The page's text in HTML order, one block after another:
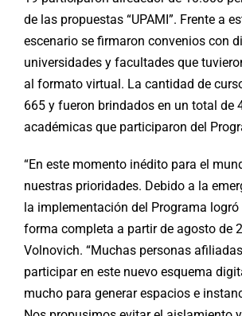
de las propuestas “UPAMI”. Frente a
escenario se firmaron convenios con
universidades y facultades que
al formato virtual. La cantidad de
665 y fueron brindados en un total de
académicas que participaron del
“En este momento inédito para el
nuestras prioridades. Debido a la
la implementación del Programa logró
forma completa a partir de agosto de
Volnovich. “Muchas personas
participar en este nuevo esquema
mucho para generar espacios e